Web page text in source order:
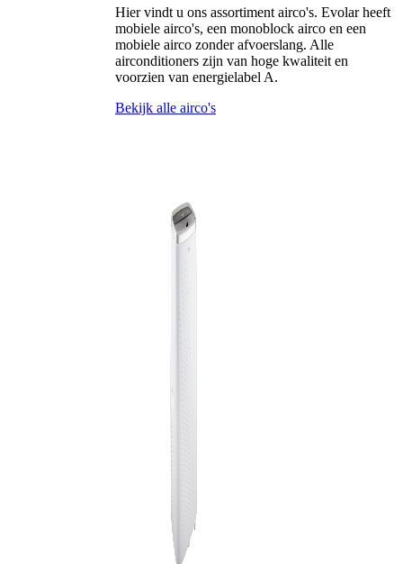
Hier vindt u ons assortiment airco's. Evolar heeft
mobiele airco's, een monoblock airco en een
mobiele airco zonder afvoerslang. Alle
airconditioners zijn van hoge kwaliteit en
voorzien van energielabel A.
Bekijk alle airco's